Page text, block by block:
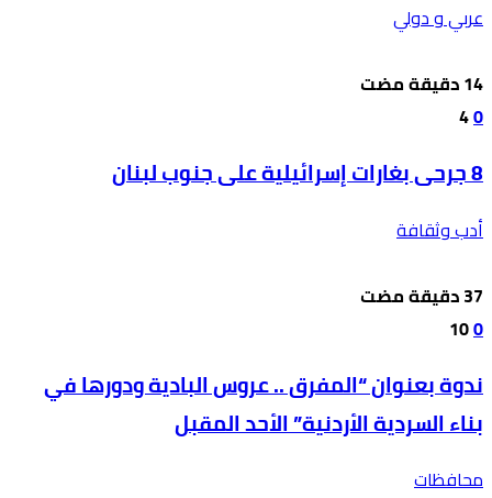
عربي و دولي
0
4
8 جرحى بغارات إسرائيلية على جنوب لبنان
أدب وثقافة
0
10
ندوة بعنوان “المفرق .. عروس البادية ودورها في
بناء السردية الأردنية” الأحد المقبل
محافظات